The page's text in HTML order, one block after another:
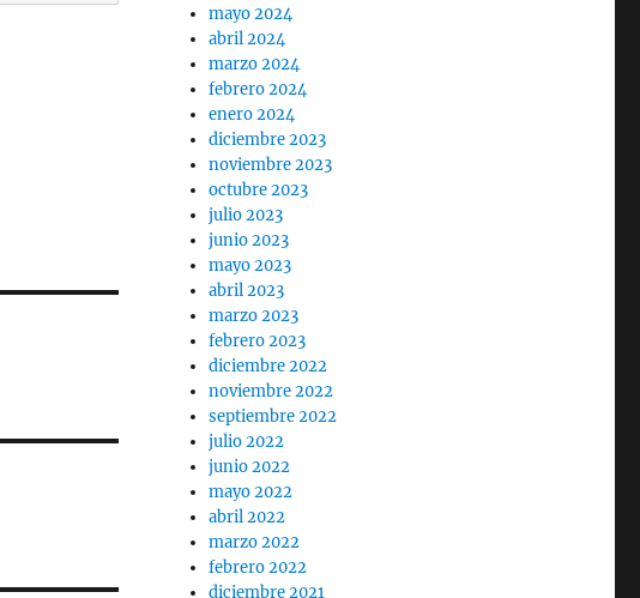
mayo 2024
abril 2024
marzo 2024
febrero 2024
enero 2024
diciembre 2023
noviembre 2023
octubre 2023
julio 2023
junio 2023
mayo 2023
abril 2023
marzo 2023
febrero 2023
diciembre 2022
noviembre 2022
septiembre 2022
julio 2022
junio 2022
mayo 2022
abril 2022
marzo 2022
febrero 2022
diciembre 2021